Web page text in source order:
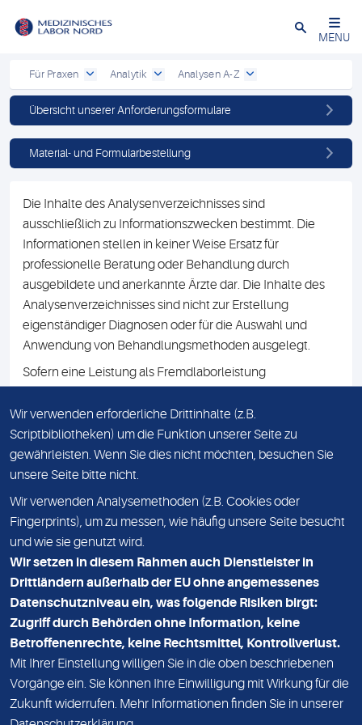
Schließen
MENU
Für Praxen Analytik Analysen A-Z
Übersicht unserer Anforderungsformulare
Material- und Formularbestellung
Die Inhalte des Analysenverzeichnisses sind
ausschließlich zu Informationszwecken bestimmt. Die
Informationen stellen in keiner Weise Ersatz für
professionelle Beratung oder Behandlung durch
ausgebildete und anerkannte Ärzte dar. Die Inhalte des
Analysenverzeichnisses sind nicht zur Erstellung
eigenständiger Diagnosen oder für die Auswahl und
Anwendung von Behandlungsmethoden ausgelegt.
Sofern eine Leistung als Fremdlaborleistung
Namen des Fremdlabors mit. Mit der Beauftragung der
Fremdlaborleistung erklären Sie sich mit dieser
Vereinbarung einverstanden.
DATENSCHUTZ
KONTAKT
NEWSLETTER
ADRESSE
MVZ Medizinisches Labor Nord MLN GmbH
Essener Straße 108
22419 Hamburg
Wir verwenden erforderliche Drittinhalte (z.B.
Scriptbibliotheken) um die Funktion unserer Seite zu
gewährleisten. Wenn Sie dies nicht möchten, besuchen Sie
unsere Seite bitte nicht.
Wir verwenden Analysemethoden (z.B. Cookies oder
Fingerprints), um zu messen, wie häufig unsere Seite besucht
und wie sie genutzt wird.
Wir setzen in diesem Rahmen auch Dienstleister in
Drittländern außerhalb der EU ohne angemessenes
Datenschutzniveau ein, was folgende Risiken birgt:
Zugriff durch Behörden ohne Information, keine
Betroffenenrechte, keine Rechtsmittel, Kontrollverlust.
Mit Ihrer Einstellung willigen Sie in die oben beschriebenen
Vorgänge ein. Sie können Ihre Einwilligung mit Wirkung für die
Zukunft widerrufen. Mehr Informationen finden Sie in unserer